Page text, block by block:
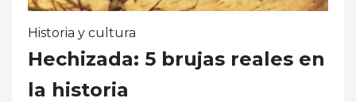
Historia y cultura
Hechizada: 5 brujas reales en
la historia